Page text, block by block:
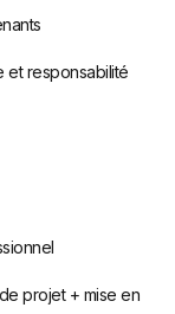
et responsabilité
projet + mise en